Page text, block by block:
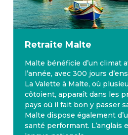
Retraite Malte
Malte bénéficie d’un climat
l’année, avec 300 jours
La Valette à Malte, où
côtoient, apparaît dans les
pays où il fait bon y passer
Malte dispose également
santé performant. L’anglais